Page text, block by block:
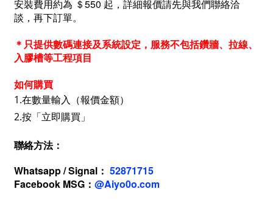
安裝費用約為 ＄550 起，詳細報價請先與我們聯絡洽
談，再下訂單。
＊只提供數碼連接及系統設定，服務不包括鑽牆、拉線、
入膠槽等工程項目
如何購買
1.在數量輸入（報價金額）
2.按「立即購買」
聯絡方法：
Whatsapp / Signal： 52871715
Facebook MSG： @Aiyo0o.com